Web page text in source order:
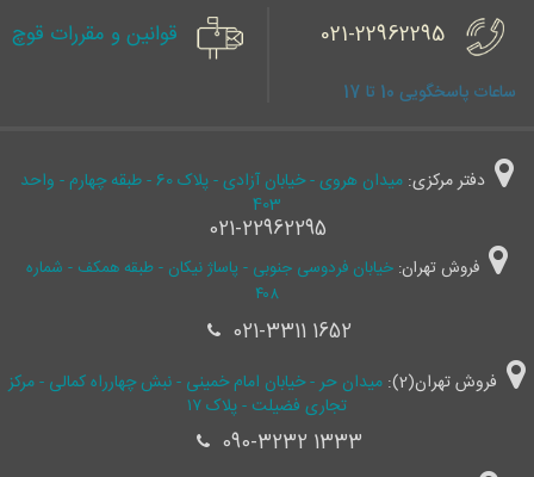
021-22962295
ساعات پاسخگویی 10 تا 17
قوانین و مقررات قوچ
دفتر مرکزی:
میدان هروی - خیابان آزادی - پلاک 60 - طبقه چهارم - واحد
403
021-22962295
فروش تهران: خیابان فردوسی جنوبی - پاساژ نیکان - طبقه همکف - شماره
۴۰۸
021-3311 1652
فروش تهران(2):
میدان حر - خیابان امام خمینی - نبش چهارراه کمالی - مرکز
تجاری فضیلت - پلاک ۱۷
090-3232 1333